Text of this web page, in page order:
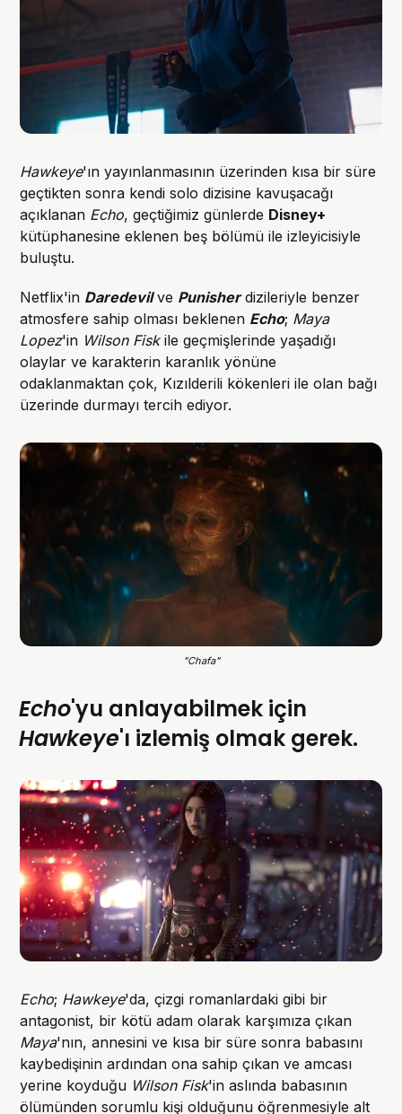
Hawkeye'ın yayınlanmasının üzerinden kısa bir süre
geçtikten sonra kendi solo dizisine kavuşacağı
açıklanan Echo, geçtiğimiz günlerde Disney+
kütüphanesine eklenen beş bölümü ile izleyicisiyle
buluştu.
Netflix'in Daredevilve Punisherdizileriyle benzer
atmosfere sahip olması beklenen Echo; Maya
Lopez'in Wilson Fiskile geçmişlerinde yaşadığı
olaylar ve karakterin karanlık yönüne
odaklanmaktan çok, Kızılderili kökenleri ile olan bağı
üzerinde durmayı tercih ediyor.
"Chafa"
Echo'yu anlayabilmek için
Hawkeye'ı izlemiş olmak gerek.
Echo; Hawkeye'da, çizgi romanlardaki gibi bir
antagonist, bir kötü adam olarak karşımıza çıkan
Maya'nın, annesini ve kısa bir süre sonra babasını
kaybedişinin ardından ona sahip çıkan ve amcası
yerine koyduğu Wilson Fisk'in aslında babasının
ölümünden sorumlu kişi olduğunu öğrenmesiyle alt